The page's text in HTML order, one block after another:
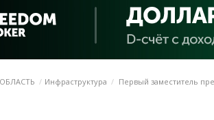
Инфраструктура Первый заместитель